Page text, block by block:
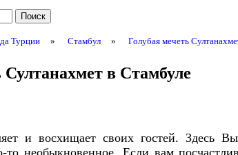
Турции » Стамбул » Голубая мечеть
Султанахмет в Стамбуле
и восхищает своих гостей. Здесь
то необыкновенное. Если вам